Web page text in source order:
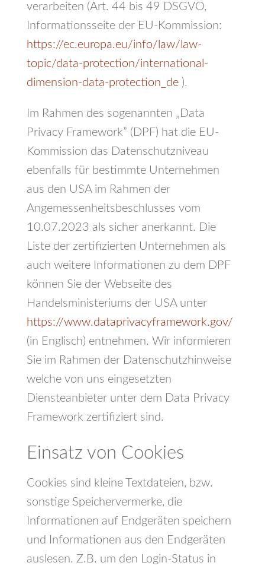
verarbeiten (Art. 44 bis 49 DSGVO,
Informationsseite der EU-Kommission:
https://ec.europa.eu/info/law/law-
topic/data-protection/international-
dimension-data-protection_de).
Im Rahmen des sogenannten „Data
Privacy Framework” (DPF) hat die EU-
Kommission das Datenschutzniveau
ebenfalls für bestimmte Unternehmen
aus den USA im Rahmen der
Angemessenheitsbeschlusses vom
10.07.2023 als sicher anerkannt. Die
Liste der zertifizierten Unternehmen als
auch weitere Informationen zu dem DPF
können Sie der Webseite des
Handelsministeriums der USA unter
https://www.dataprivacyframework.gov/
(in Englisch) entnehmen. Wir informieren
Sie im Rahmen der Datenschutzhinweise
welche von uns eingesetzten
Diensteanbieter unter dem Data Privacy
Framework zertifiziert sind.
Einsatz von Cookies
Cookies sind kleine Textdateien, bzw.
sonstige Speichervermerke, die
Informationen auf Endgeräten speichern
und Informationen aus den Endgeräten
auslesen. Z.B. um den Login-Status in